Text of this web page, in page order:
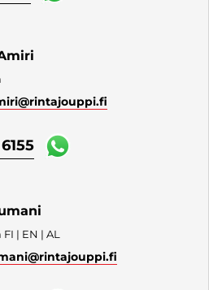
@rintajouppi.fi
| EN | AL
@rintajouppi.fi